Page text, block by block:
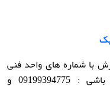
با شماره های واحد فنی
در ارتباط باشی : 09199394775 و